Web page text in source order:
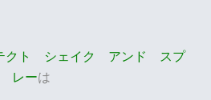
クト シェイク アンド スプ
レーは